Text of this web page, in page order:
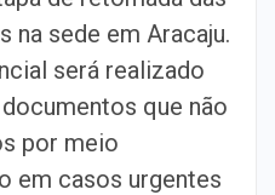
na sede em Aracaju.
será realizado
que não
por meio
em casos urgentes